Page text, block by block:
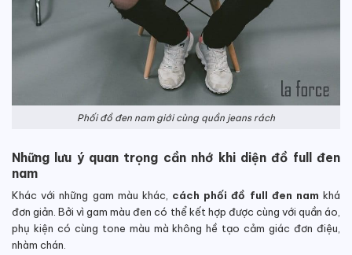
Phối đồ đen nam giới cùng quần jeans rách
Những lưu ý quan trọng cần nhớ khi diện đồ full đen
nam
Khác với những gam màu khác, cách phối đồ full đen nam khá
đơn giản. Bởi vì gam màu đen có thể kết hợp được cùng với quần áo,
phụ kiện có cùng tone màu mà không hề tạo cảm giác đơn điệu,
nhàm chán.